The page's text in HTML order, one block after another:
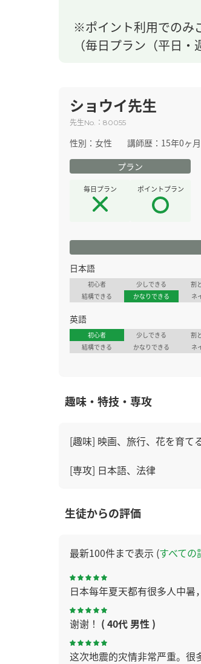
※ポイント利用でのみ
（毎日プラン（平日
ショウイ先生
先生No. ： 80055
性別： 女性 講師歴： 15年0ヶ月
プラン
毎日プラン ポイントプラン
日本語
初心者 少しできる
割
結構できる
かなりできる ネ
英語
初心者 少しできる
割
結構できる
かなりできる ネ
趣味・特技・専攻
[趣味] 映画、旅行、花を育て
[専攻] 日本語、法律
生徒からの評価
最新100件まで表示 (すべての
日本每年夏天都有很多人中暑
谢谢！ ( 40代 男性 )
这次地震的灾情非常严重。很